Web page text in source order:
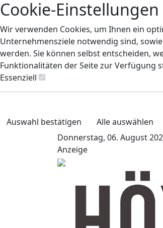
Cookie-Einstellungen
Wir verwenden Cookies, um Ihnen ein
Unternehmensziele notwendig sind,
werden. Sie können selbst entscheiden,
Funktionalitäten der Seite zur Verfügung
Essenziell
Auswahl bestätigen
Alle auswählen
Donnerstag, 06. August
Anzeige